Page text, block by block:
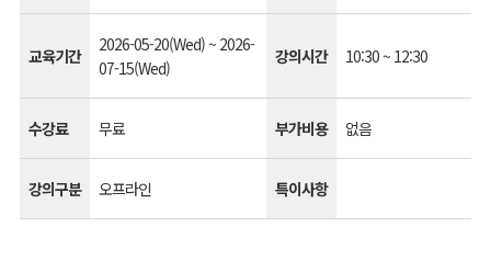
교육기간
2026-05-20(Wed) ~ 2026-
07-15(Wed)
강의시간 10:30 ~ 12:30
수강료 무료 부가비용 없음
강의구분 오프라인 특이사항